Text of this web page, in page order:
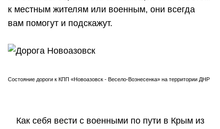
к местным жителям или военным, они всегда
вам помогут и подскажут.
Состояние дороги к КПП «Новоазовск - Весело-Вознесенка» на территории ДНР
Как себя вести с военными по пути в Крым из